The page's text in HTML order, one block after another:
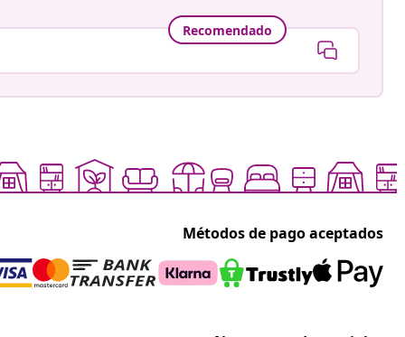
Recomendado
Métodos de pago aceptados